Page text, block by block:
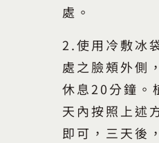
處。
2.使用冷敷冰
處之臉頰外側
休息20分鐘。
天內按照上述
即可，三天後